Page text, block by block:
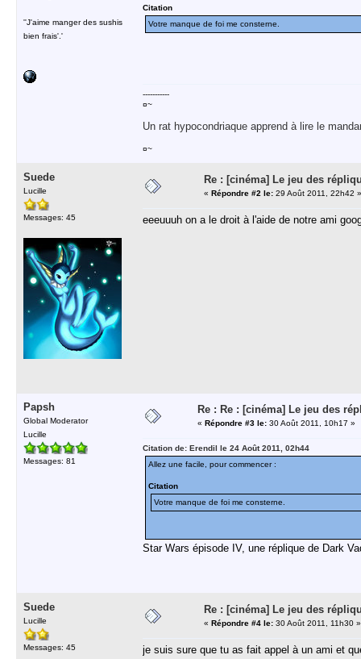
''J'aime manger des sushis
bien frais'.'
Citation
Votre manque de foi me consterne.
-----------
¤~
Un rat hypocondriaque apprend à lire le
¤~
Suede
Lucille
Messages: 45
Re : [cinéma] Le jeu des
« Répondre #2 le: 29 Août 2011, 22h42 »
eeeuuuh on a le droit à l'aide de notre ami
Papsh
Global Moderator
Lucille
Messages: 81
Re : Re : [cinéma] Le jeu des
« Répondre #3 le: 30 Août 2011, 10h17 »
Citation de: Erendil le 24 Août 2011, 02h44
Allez une facile, pour commencer :
Citation
Votre manque de foi me consterne.
Star Wars épisode IV, une réplique de Dark
Suede
Lucille
Messages: 45
Re : [cinéma] Le jeu des
« Répondre #4 le: 30 Août 2011, 11h30 »
je suis sure que tu as fait appel à un ami et